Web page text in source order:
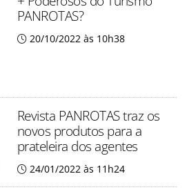
PANROTAS?
20/10/2022 às 10h38
Revista PANROTAS traz os
novos produtos para a
prateleira dos agentes
24/01/2022 às 11h24